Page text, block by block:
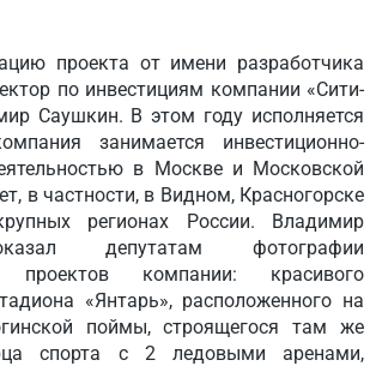
проекта от имени разработчика
по инвестициям компании «Сити-
Саушкин. В этом году исполняется
занимается инвестиционно-
в Москве и Московской
в частности, в Видном, Красногорске
регионах России. Владимир
депутатам фотографии
проектов компании: красивого
«Янтарь», расположенного на
поймы, строящегося там же
спорта с 2 ледовыми аренами,